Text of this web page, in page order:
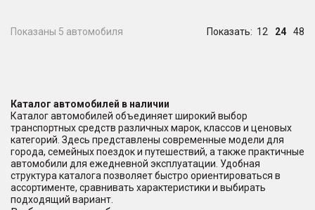
Показаны 5 автомобиля Показать: 12 24 48
Каталог автомобилей в наличии
Каталог автомобилей объединяет широкий выбор
транспортных средств различных марок, классов и ценовых
категорий. Здесь представлены современные модели для
города, семейных поездок и путешествий, а также практичные
автомобили для ежедневной эксплуатации. Удобная
структура каталога позволяет быстро ориентироваться в
ассортименте, сравнивать характеристики и выбирать
подходящий вариант.